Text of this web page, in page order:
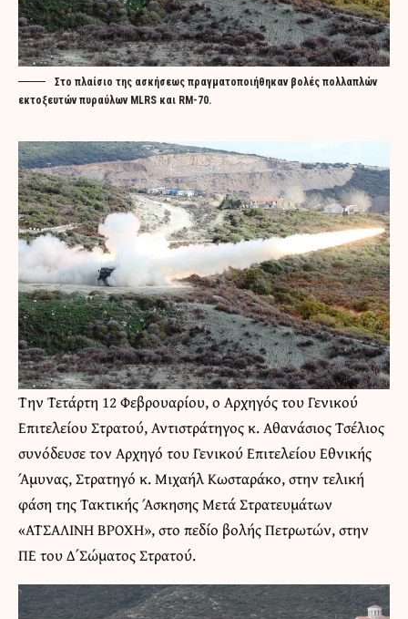
Στο πλαίσιο της ασκήσεως πραγματοποιήθηκαν βολές πολλαπλών
εκτοξευτών πυραύλων MLRS και RM-70.
Την Τετάρτη 12 Φεβρουαρίου, ο Αρχηγός του Γενικού
Επιτελείου Στρατού, Αντιστράτηγος κ. Αθανάσιος Τσέλιος
συνόδευσε τον Αρχηγό του Γενικού Επιτελείου Εθνικής
Άμυνας, Στρατηγό κ. Μιχαήλ Κωσταράκο, στην τελική
φάση της Τακτικής Άσκησης Μετά Στρατευμάτων
«ΑΤΣΑΛΙΝΗ ΒΡΟΧΗ», στο πεδίο βολής Πετρωτών, στην
ΠΕ του Δ΄ Σώματος Στρατού.